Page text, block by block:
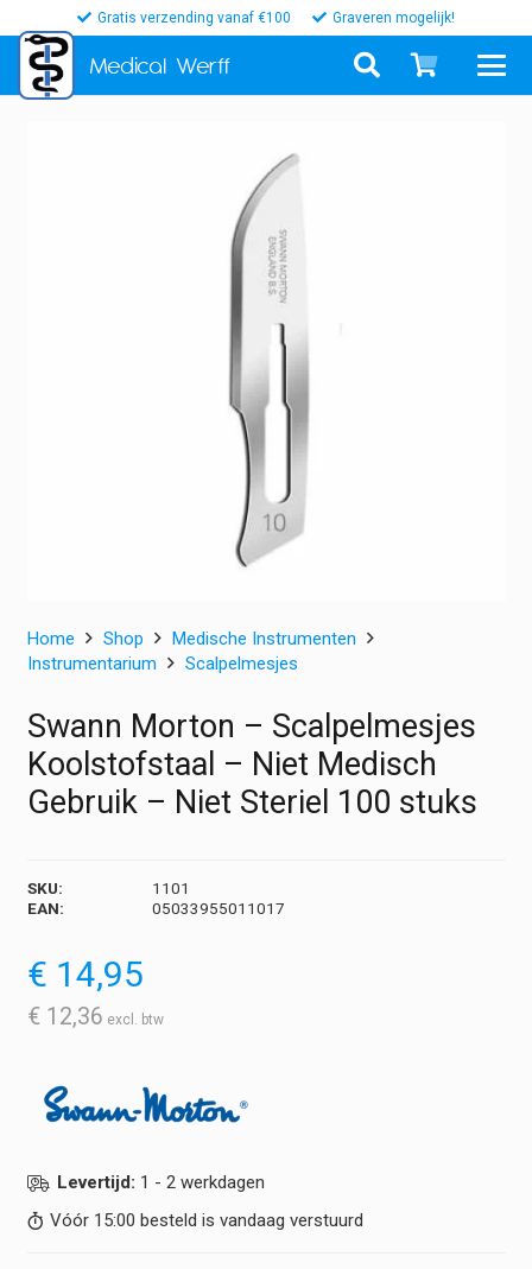
Gratis verzending vanaf €100 Graveren mogelijk!
Medical Werff
Home Shop
Medische Instrumenten
Instrumentarium
Scalpelmesjes
Swann Morton – Scalpelmesjes
Koolstofstaal – Niet Medisch
Gebruik – Niet Steriel 100 stuks
SKU:
1101
EAN:
05033955011017
€ 14,95
€ 12,36
Levertijd: 1 - 2 werkdagen
Vóór 15:00 besteld is vandaag verstuurd